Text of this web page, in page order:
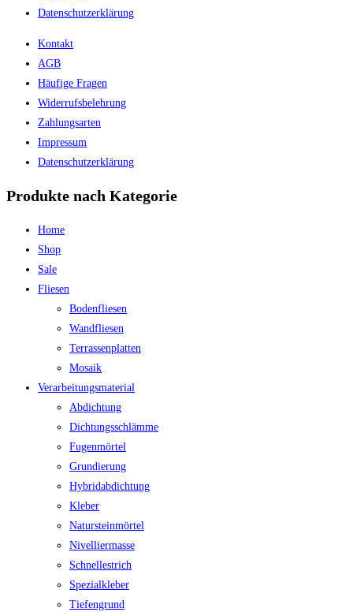
Datenschutzerklärung
Kontakt
AGB
Häufige Fragen
Widerrufsbelehrung
Zahlungsarten
Impressum
Datenschutzerklärung
Produkte nach Kategorie
Home
Shop
Sale
Fliesen
Bodenfliesen
Wandfliesen
Terrassenplatten
Mosaik
Verarbeitungsmaterial
Abdichtung
Dichtungsschlämme
Fugenmörtel
Grundierung
Hybridabdichtung
Kleber
Natursteinmörtel
Nivelliermasse
Schnellestrich
Spezialkleber
Tiefengrund